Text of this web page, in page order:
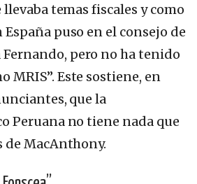
llevaba temas fiscales y como
España puso en el consejo de
pero no ha tenido
MRIS”. Este sostiene, en
que la
Peruana no tiene nada que
de MacAnthony.